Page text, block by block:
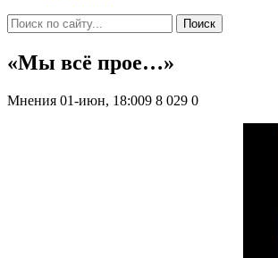
Поиск
«Мы всё прое…»
Мнения 01-июн, 18:009 8 029 0